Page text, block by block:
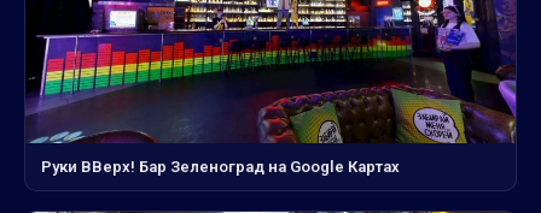
Руки ВВерх! Бар Зеленоград на Google Картах